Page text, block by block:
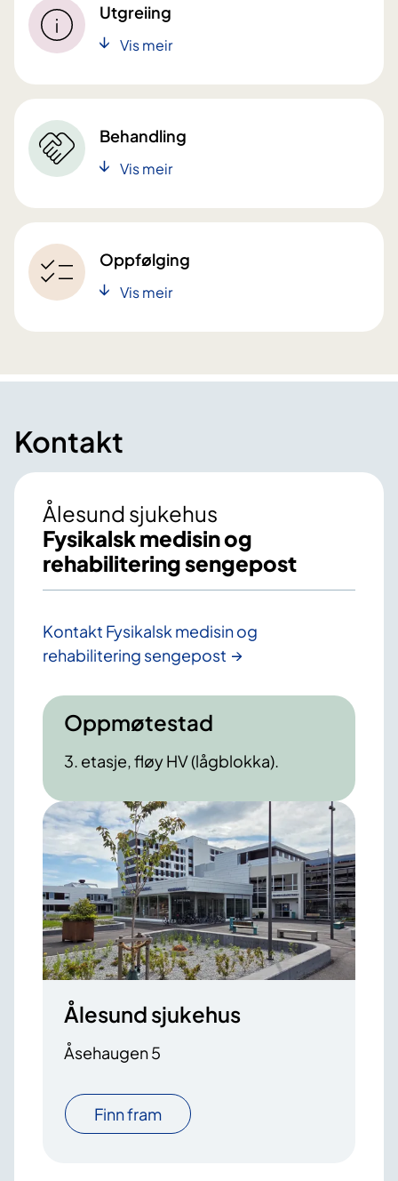
Utgreiing
Vis meir
Behandling
Vis meir
Oppfølging
Vis meir
Kontakt
Ålesund sjukehus
Fysikalsk medisin og
rehabilitering sengepost
Kontakt Fysikalsk medisin og
rehabilitering sengepost
Oppmøtestad
3. etasje, fløy HV (lågblokka).
Ålesund sjukehus
Åsehaugen 5
Finn fram